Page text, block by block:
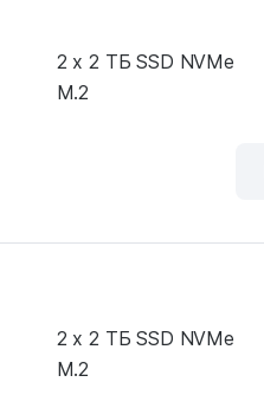
2 x 2 ТБ SSD NVMe
M.2
2 x 2 ТБ SSD NVMe
M.2